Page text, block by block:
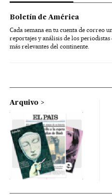
Boletín de América
Cada semana en tu cuenta de correo
reportajes y análisis de los
más relevantes del continente.
Arquivo